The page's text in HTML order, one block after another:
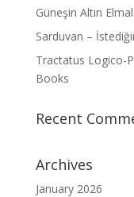
Güneşin Altın
Sarduvan –
Tractatus Logico-
Books
Recent
Archives
January 2026